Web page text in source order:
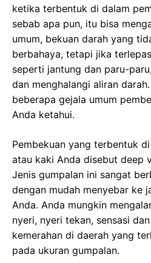
ketika terbentuk di dalam
sebab apa pun, itu bisa
umum, bekuan darah yang
berbahaya, tetapi jika
seperti jantung dan paru-
dan menghalangi aliran
beberapa gejala umum
Anda ketahui.
Pembekuan yang terbentuk
atau kaki Anda disebut deep
Jenis gumpalan ini sangat
dengan mudah menyebar ke
Anda. Anda mungkin
nyeri, nyeri tekan, sensasi
kemerahan di daerah yang
pada ukuran gumpalan.